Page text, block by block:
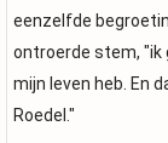
eenzelfde
ontroerde stem, "ik
mijn leven heb. En
Roedel."